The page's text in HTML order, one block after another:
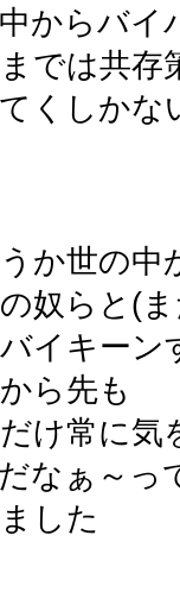
からバイ
では共存
くしか
か世の中
奴らと(
イキーン
ら先も
け常に気
なぁ～っ
した